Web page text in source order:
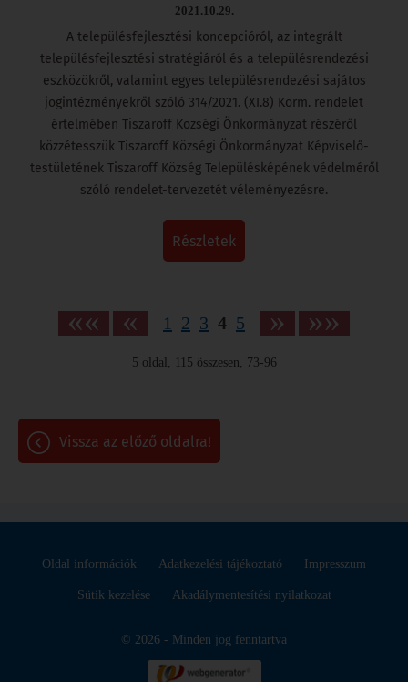
2021.10.29.
A településfejlesztési koncepcióról, az integrált
településfejlesztési stratégiáról és a településrendezési
eszközökről, valamint egyes településrendezési sajátos
jogintézményekről szóló 314/2021. (XI.8) Korm. rendelet
értelmében Tiszaroff Községi Önkormányzat részéről
közzétesszük Tiszaroff Községi Önkormányzat Képviselő-
testületének Tiszaroff Község Településképének védelméről
szóló rendelet-tervezetét véleményezésre.
részletek
«« « 1 2 3 4 5 » »»
5 oldal, 115 összesen, 73-96
vissza az előző oldalra!
© 2026 - Minden jog fenntartva
Oldal információk Adatkezelési tájékoztató Impresszum
Sütik kezelése Akadálymentesítési nyilatkozat